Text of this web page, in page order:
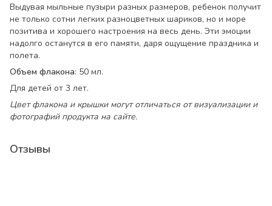
Выдувая мыльные пузыри разных размеров, ребенок получит
не только сотни легких разноцветных шариков, но и море
позитива и хорошего настроения на весь день. Эти эмоции
надолго останутся в его памяти, даря ощущение праздника и
полета.
Объем флакона: 50 мл.
Для детей от 3 лет.
Цвет флакона и крышки могут отличаться от визуализации и
фотографий продукта на сайте.
Отзывы